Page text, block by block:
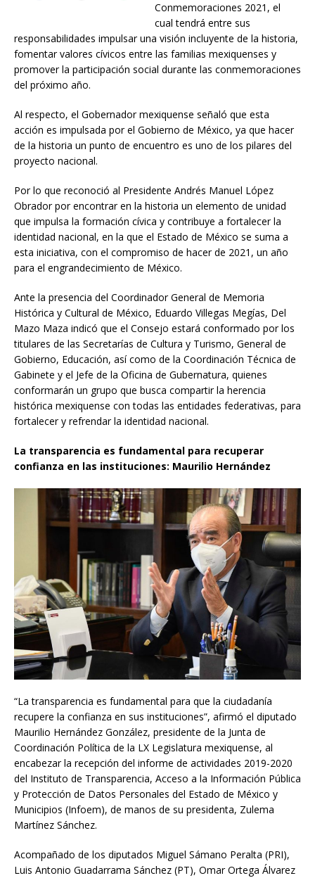
Conmemoraciones 2021, el
cual tendrá entre sus
responsabilidades impulsar una visión incluyente de la historia,
fomentar valores cívicos entre las familias mexiquenses y
promover la participación social durante las conmemoraciones
del próximo año.
Al respecto, el Gobernador mexiquense señaló que esta
acción es impulsada por el Gobierno de México, ya que hacer
de la historia un punto de encuentro es uno de los pilares del
proyecto nacional.
Por lo que reconoció al Presidente Andrés Manuel López
Obrador por encontrar en la historia un elemento de unidad
que impulsa la formación cívica y contribuye a fortalecer la
identidad nacional, en la que el Estado de México se suma a
esta iniciativa, con el compromiso de hacer de 2021, un año
para el engrandecimiento de México.
Ante la presencia del Coordinador General de Memoria
Histórica y Cultural de México, Eduardo Villegas Megías, Del
Mazo Maza indicó que el Consejo estará conformado por los
titulares de las Secretarías de Cultura y Turismo, General de
Gobierno, Educación, así como de la Coordinación Técnica de
Gabinete y el Jefe de la Oficina de Gubernatura, quienes
conformarán un grupo que busca compartir la herencia
histórica mexiquense con todas las entidades federativas, para
fortalecer y refrendar la identidad nacional.
La transparencia es fundamental para recuperar
confianza en las instituciones: Maurilio Hernández
“La transparencia es fundamental para que la ciudadanía
recupere la confianza en sus instituciones”, afirmó el diputado
Maurilio Hernández González, presidente de la Junta de
Coordinación Política de la LX Legislatura mexiquense, al
encabezar la recepción del informe de actividades 2019-2020
del Instituto de Transparencia, Acceso a la Información Pública
y Protección de Datos Personales del Estado de México y
Municipios (Infoem), de manos de su presidenta, Zulema
Martínez Sánchez.
Acompañado de los diputados Miguel Sámano Peralta (PRI),
Luis Antonio Guadarrama Sánchez (PT), Omar Ortega Álvarez